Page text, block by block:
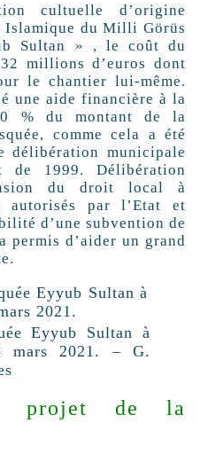
cultuelle d’origine
Islamique du Milli Görüs
Sultan » , le coût du
millions d’euros dont
le chantier lui-même.
une aide financière à la
% du montant de la
comme cela a été
délibération municipale
de 1999. Délibération
du droit local à
autorisés par l’Etat et
d’une subvention de
permis d’aider un grand
Eyyub Sultan à
mars 2021. – G.
projet de la